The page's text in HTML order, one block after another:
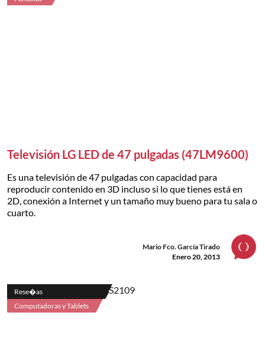
Televisión LG LED de 47 pulgadas (47LM9600)
Es una televisión de 47 pulgadas con capacidad para
reproducir contenido en 3D incluso si lo que tienes está en
2D, conexión a Internet y un tamaño muy bueno para tu sala o
cuarto.
Mario Fco. García Tirado
Enero 20, 2013
Rese�as
Computadoras y Tablets